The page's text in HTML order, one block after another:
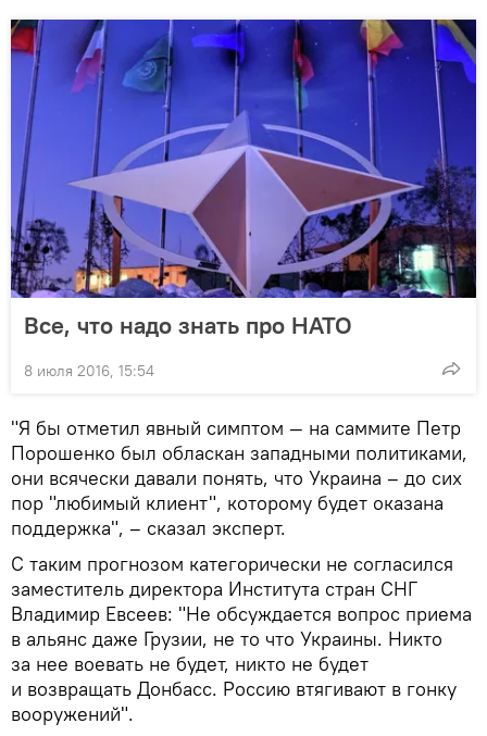
Все, что надо знать про НАТО
8 июля 2016, 15:54
"Я бы отметил явный симптом — на саммите Петр
Порошенко был обласкан западными политиками,
они всячески давали понять, что Украина – до сих
пор "любимый клиент", которому будет оказана
поддержка", – сказал эксперт.
С таким прогнозом категорически не согласился
заместитель директора Института стран СНГ
Владимир Евсеев: "Не обсуждается вопрос приема
в альянс даже Грузии, не то что Украины. Никто
за нее воевать не будет, никто не будет
и возвращать Донбасс. Россию втягивают в гонку
вооружений".